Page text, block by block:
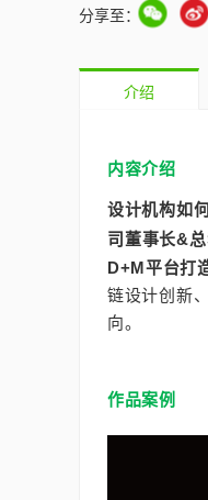
分享至：
介绍
内容介绍
设计机构如
司董事长&
D+M平台打
链设计创新
向。
作品案例